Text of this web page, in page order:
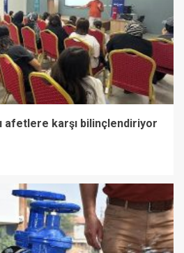
afetlere karşı bilinçlendiriyor